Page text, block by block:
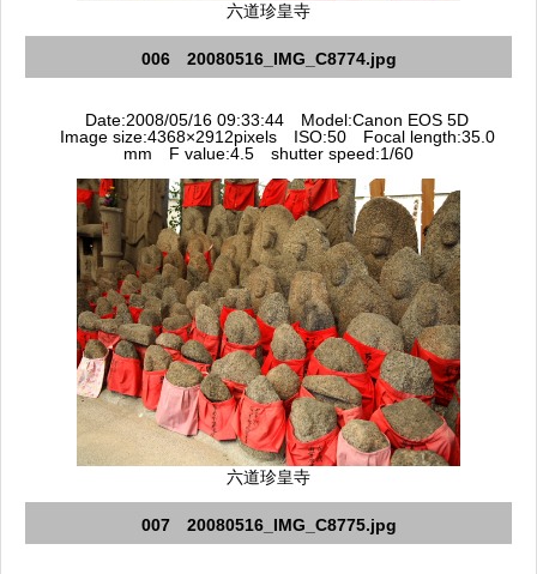
六道珍皇寺
006 20080516_IMG_C8774.jpg
Date:2008/05/16 09:33:44 Model:Canon EOS 5D
Image size:4368×2912pixels ISO:50 Focal length:35.0
mm F value:4.5 shutter speed:1/60
六道珍皇寺
007 20080516_IMG_C8775.jpg